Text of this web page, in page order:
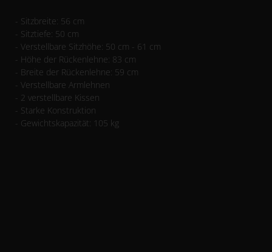
- Sitzbreite: 56 cm
- Sitztiefe: 50 cm
- Verstellbare Sitzhöhe: 50 cm - 61 cm
- Höhe der Rückenlehne: 83 cm
- Breite der Rückenlehne: 59 cm
- Verstellbare Armlehnen
- 2 verstellbare Kissen
- Starke Konstruktion
- Gewichtskapazität: 105 kg